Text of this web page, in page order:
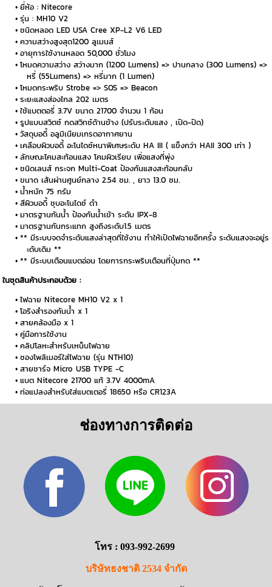
ยี่ห้อ : Nitecore
รุ่น : MH10 V2
ชนิดหลอด LED USA Cree XP-L2 V6 LED
ความสว่างสูงสุด1200 ลูเมนส์
อายุการใช้งานหลอด 50,000 ชั่วโมง
โหมดความสว่าง สว่างมาก (1200 Lumens) => ปานกลาง (300 Lumens) =>
หรี่ (55Lumens) => หรี่มาก (1 Lumen)
โหมดกระพริบ Strobe => SOS => Beacon
ระยะแสงส่องไกล 202 เมตร
ใช้แบตตอรี่ 3.7V ขนาด 21700 จำนวน 1 ก้อน
รูปแบบสวิตซ์ กดสวิทซ์ด้านข้าง (ปรับระดับแสง , เปิด-ปิด)
วัสดุบอดี้ อลูมิเนียมเกรดอากาศยาน
เคลือบผิวบอดี้ อะโนไดซ์หนาพิเศษระดับ HA III ( แข็งกว่า HAII 300 เท่า )
ลักษณะโคมสะท้อนแสง โคมผิวเรียบ เพิ่อแสงที่พุ่ง
ชนิดเลนส์ กระจก Multi-Coat ป้องกันแสงสะท้อนกลับ
ขนาด เส้นผ่านศูนย์กลาง 2.54 ซม. , ยาว 13.0 ซม.
น้ำหนัก 75 กรัม
สีผิวบอดี้ ชุบอะโนไดซ์ ดำ
มาตรฐานกันน้ำ ป้องกันน้ำเข้า ระดับ IPX-8
มาตรฐานกันกระแทก สูงถึงระดับ1.5 เมตร
** มีระบบจดจำระดับแสงล่าสุดที่ใช้งาน ทำให้เปิดไฟฉายอีกครั้ง ระดับแสงจะอยู่ร
ะดับเดิม **
** มีระบบเตือนแบตอ่อน โดยการกระพริบเตือนที่ปุ่มกด **
ในชุดสินค้าประกอบด้วย :
ไฟฉาย Nitecore MH10 V2 x 1
โอริงสำรองกันน้ำ x 1
สายคล้องมือ x 1
คู่มือการใช้งาน
คลิปโลหะสำหรับเหน็บไฟฉาย
ซองโพลิเมอร์ใส่ไฟฉาย (รุ่น NTH10)
สายชาร์จ Micro USB TYPE -C
แบต Nitecore 21700 แท้ 3.7V 4000mA
ท่อแปลงสำหรับใส่แบตเตอรี่ 18650 หรือ CR123A
ช่องทางการติดต่อ
โทร : 093-992-2699
บริษัทธงชาติ 2534 จำกัด